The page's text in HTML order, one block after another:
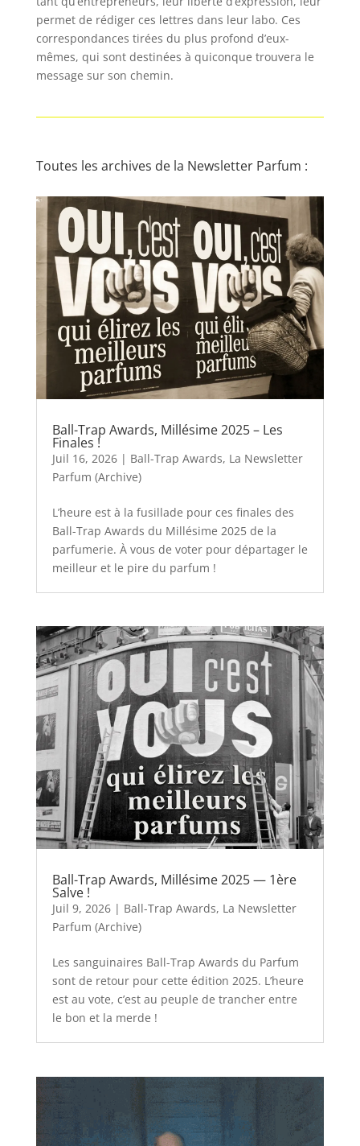
permet de rédiger ces lettres dans leur labo. Ces
correspondances tirées du plus profond d’eux-
mêmes, qui sont destinées à quiconque trouvera le
message sur son chemin.
Toutes les archives de la Newsletter Parfum :
Ball-Trap Awards, Millésime 2025 – Les
Finales !
Juil 16, 2026| Ball-Trap Awards, La Newsletter
Parfum (Archive)
L’heure est à la fusillade pour ces finales des
Ball-Trap Awards du Millésime 2025 de la
parfumerie. À vous de voter pour départager le
meilleur et le pire du parfum !
Ball-Trap Awards, Millésime 2025 — 1ère
Salve !
Juil 9, 2026| Ball-Trap Awards, La Newsletter
Parfum (Archive)
Les sanguinaires Ball-Trap Awards du Parfum
sont de retour pour cette édition 2025. L’heure
est au vote, c’est au peuple de trancher entre
le bon et la merde !